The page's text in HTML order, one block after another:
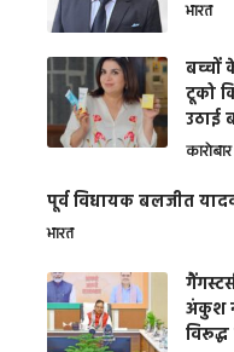
भारत
बच्चों
टूको
उठाई
कारोबार
पूर्व विधायक बलजीत
भारत
अंकुश